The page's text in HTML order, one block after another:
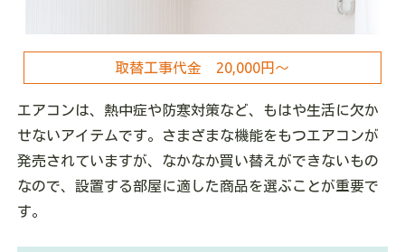
取替工事代金 20,000円～
エアコンは、熱中症や防寒対策など、もはや生活に欠か
せないアイテムです。さまざまな機能をもつエアコンが
発売されていますが、なかなか買い替えができないもの
なので、設置する部屋に適した商品を選ぶことが重要で
す。